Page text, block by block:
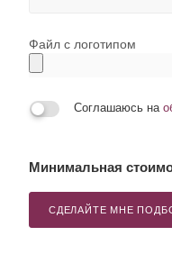
Файл с логотипом
Соглашаюсь на
Минимальная
СДЕЛАЙТЕ МНЕ